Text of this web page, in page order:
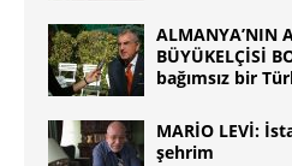
ALMANYA’NIN
BÜYÜKELÇİSİ
bağımsız bir
MARİO LEVİ:
şehrim